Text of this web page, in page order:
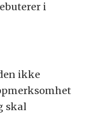
i
ikke
skal